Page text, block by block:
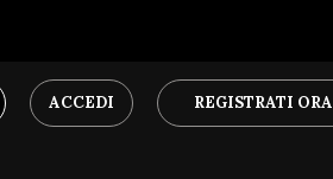
ACCEDI REGISTRATI ORA